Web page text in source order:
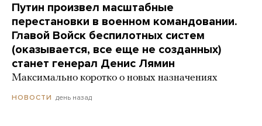
Путин произвел масштабные
перестановки в военном командовании.
Главой Войск беспилотных систем
(оказывается, все еще не созданных)
станет генерал Денис Лямин
Максимально коротко о новых назначениях
НОВОСТИ день назад